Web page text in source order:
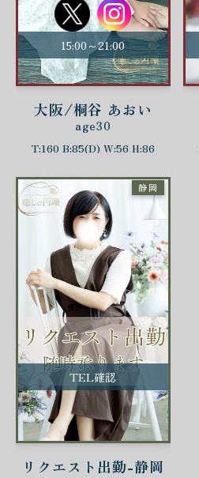
15:00～21:00
大阪/桐谷 あおい
age30
T:160 B:85(D) W:56 H:86
TEL確認
リクエスト出勤-静岡
静岡